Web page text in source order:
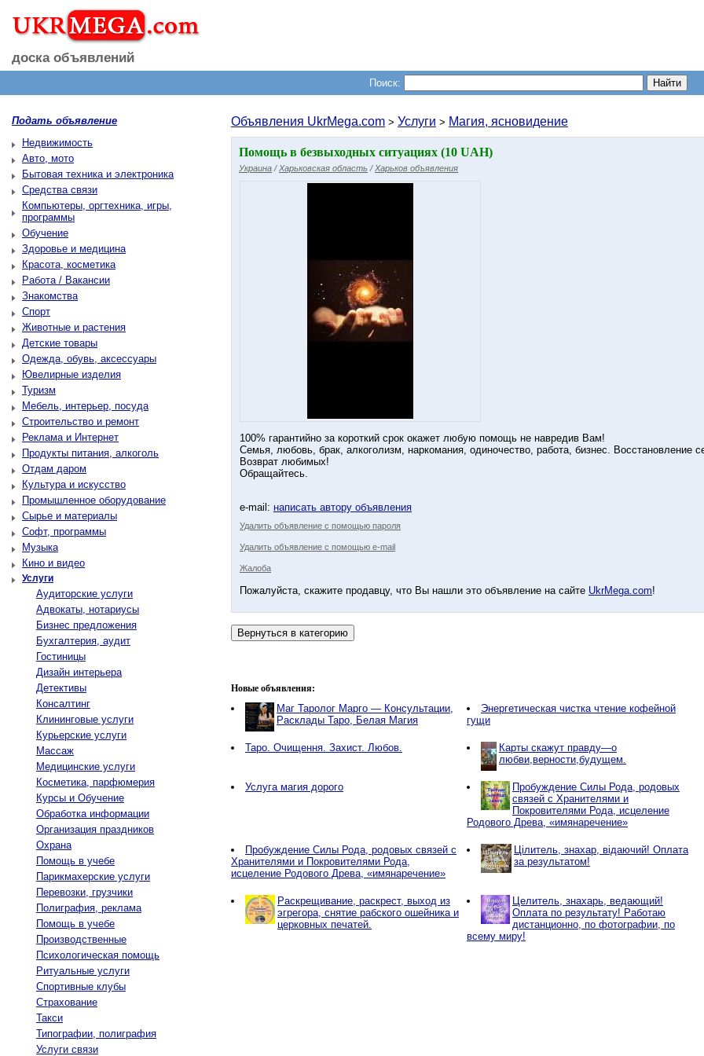
доска объявлений
Поиск:
Подать объявление
Недвижимость
Авто, мото
Бытовая техника и электроника
Средства связи
Компьютеры, оргтехника, игры,
программы
Обучение
Здоровье и медицина
Красота, косметика
Работа / Вакансии
Знакомства
Спорт
Животные и растения
Детские товары
Одежда, обувь, аксессуары
Ювелирные изделия
Туризм
Мебель, интерьер, посуда
Строительство и ремонт
Реклама и Интернет
Продукты питания, алкоголь
Отдам даром
Культура и искусство
Промышленное оборудование
Сырье и материалы
Софт, программы
Музыка
Кино и видео
Услуги
Аудиторские услуги
Адвокаты, нотариусы
Бизнес предложения
Бухгалтерия, аудит
Гостиницы
Дизайн интерьера
Детективы
Консалтинг
Клининговые услуги
Курьерские услуги
Массаж
Медицинские услуги
Косметика, парфюмерия
Курсы и Обучение
Обработка информации
Организация праздников
Охрана
Помощь в учебе
Парикмахерские услуги
Перевозки, грузчики
Полиграфия, реклама
Помощь в учебе
Производственные
Психологическая помощь
Ритуальные услуги
Спортивные клубы
Страхование
Такси
Типографии, полиграфия
Услуги связи
Объявления UkrMega.com > Услуги > Магия, ясновидение
Помощь в безвыходных ситуациях (10 UAH)
Украина / Харьковская область / Харьков объявления
100% гарантийно за короткий срок окажет любую помощь не навредив Вам!
Семья, любовь, брак, aлкoгoлизм, нapкoмaния, одиночество, работа, бизнес. Восстановление
Возвpaт любимых!
Обращайтесь.
e-mail: написать автору объявления
Удалить объявление с помощью пароля
Удалить объявление с помощью e-mail
Жалоба
Пожалуйста, скажите продавцу, что Вы нашли это объявление на сайте UkrMega.com!
Новые объявления:
Маг Таролог Марго — Консультации,
Расклады Таро, Белая Магия
Энергетическая чистка чтение кофейной
гущи
Таро. Очищення. Захист. Любов.
Карты скажут правду—о
любви,верности,будущем.
Услуга магия дорого
Пробуждение Силы Рода, родовых
связей с Хранителями и
Покровителями Рода, исцеление
Родового Древа, «имянаречение»
Пробуждение Силы Рода, родовых связей с
Хранителями и Покровителями Рода,
исцеление Родового Древа, «имянаречение»
Цілитель, знахар, відаючий! Оплата
за результатом!
Раскрещивание, раскрест, выход из
эгрегора, снятие рабского ошейника и
церковных печатей.
Целитель, знахарь, ведающий!
Оплата по результату! Работаю
дистанционно, по фотографии, по
всему миру!